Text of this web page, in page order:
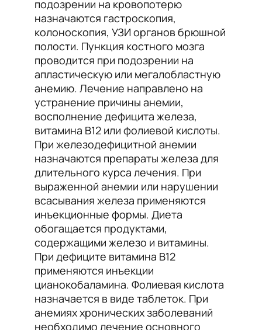
подозрении на кровопотерю
назначаются гастроскопия,
колоноскопия, УЗИ органов брюшной
полости. Пункция костного мозга
проводится при подозрении на
апластическую или мегалобластную
анемию. Лечение направлено на
устранение причины анемии,
восполнение дефицита железа,
витамина B12 или фолиевой кислоты.
При железодефицитной анемии
назначаются препараты железа для
длительного курса лечения. При
выраженной анемии или нарушении
всасывания железа применяются
инъекционные формы. Диета
обогащается продуктами,
содержащими железо и витамины.
При дефиците витамина B12
применяются инъекции
цианокобаламина. Фолиевая кислота
назначается в виде таблеток. При
анемиях хронических заболеваний
необходимо лечение основного